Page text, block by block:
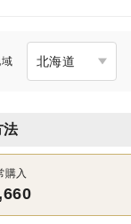
法
購入